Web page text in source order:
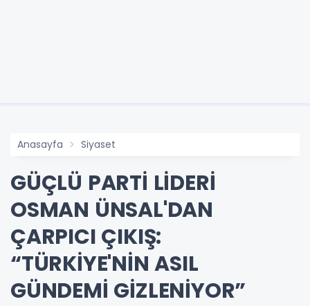
Anasayfa Siyaset
GÜÇLÜ PARTİ LİDERİ
OSMAN ÜNSAL'DAN
ÇARPICI ÇIKIŞ:
“TÜRKİYE'NİN ASIL
GÜNDEMİ GİZLENİYOR”